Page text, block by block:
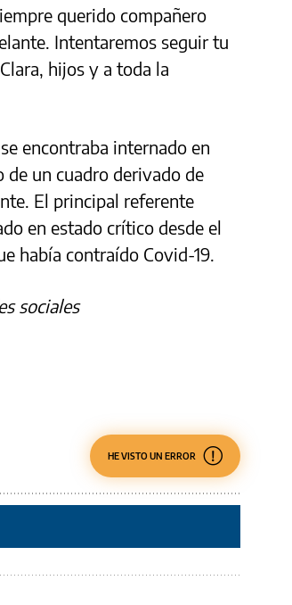
querido compañero
Intentaremos seguir tu
hijos y a toda la
encontraba internado en
de un cuadro derivado de
El principal referente
en estado crítico desde el
había contraído Covid-19.
sociales
HE VISTO UN ERROR